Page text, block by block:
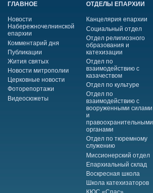
ГЛАВНОЕ
Новости
Набережночелнинской
епархии
Комментарий дня
Публикации
Жития святых
Новости митрополии
Церковные новости
Фоторепортажи
Видеосюжеты
ОТДЕЛЫ ЕПАРХИИ
Канцелярия епархии
Социальный отдел
Отдел религиозного
образования и
катехизации
Отдел по
взаимодействию с
казачеством
Отдел по культуре
Отдел по
взаимодействию с
вооруженными силами
и
правоохранительными
органами
Отдел по тюремному
служению
Миссионерский отдел
Епархиальный склад
Воскресная школа
Школа катехизаторов